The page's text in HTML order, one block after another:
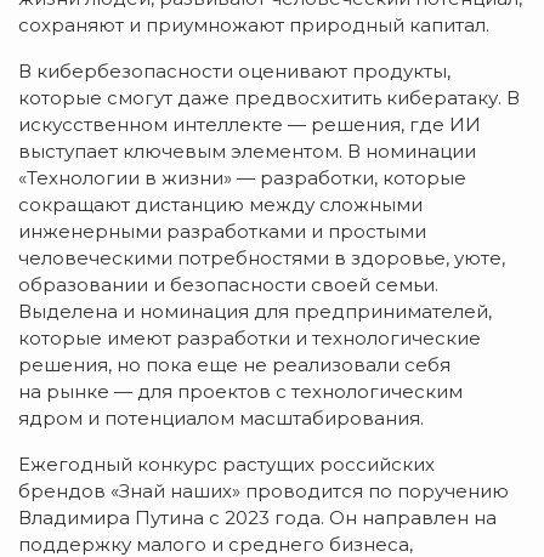
сохраняют и приумножают природный капитал.
В кибербезопасности оценивают продукты,
которые смогут даже предвосхитить кибератаку. В
искусственном интеллекте — решения, где ИИ
выступает ключевым элементом. В номинации
«Технологии в жизни» — разработки, которые
сокращают дистанцию между сложными
инженерными разработками и простыми
человеческими потребностями в здоровье, уюте,
образовании и безопасности своей семьи.
Выделена и номинация для предпринимателей,
которые имеют разработки и технологические
решения, но пока еще не реализовали себя
на рынке — для проектов с технологическим
ядром и потенциалом масштабирования.
Ежегодный конкурс растущих российских
брендов «Знай наших» проводится по поручению
Владимира Путина с 2023 года. Он направлен на
поддержку малого и среднего бизнеса,